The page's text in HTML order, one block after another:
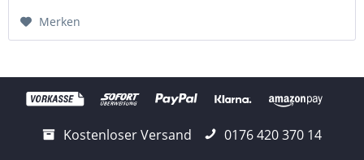
Merken
Kostenloser Versand
0176 420 370 14